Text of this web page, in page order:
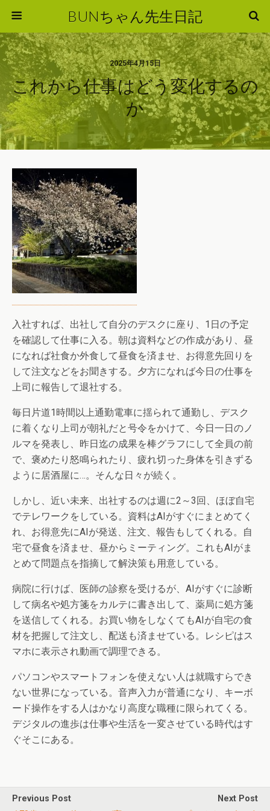
BUNちゃん先生日記
2025年4月15日
これから仕事はどう変化するの
か
入社すれば、出社して自分のデスクに座り、1日の予定
を確認して仕事に入る。朝は資料などの作成があり、昼
になれば社食か外食して昼食を済ませ、お得意先回りを
して注文などをお聞きする。夕方になれば今日の仕事を
上司に報告して退社する。
毎日片道1時間以上通勤電車に揺られて通勤し、デスク
に着くなり上司が朝礼だと号令をかけて、今日一日のノ
ルマを発表し、昨日迄の成果を棒グラフにして全員の前
で、褒めたり怒鳴られたり、疲れ切った身体を引きずる
ように居酒屋に…。そんな日々が続く。
しかし、近い未来、出社するのは週に2～3回、ほぼ自宅
でテレワークをしている。資料はAIがすぐにまとめてく
れ、お得意先にAIが発送、注文、報告もしてくれる。自
宅で昼食を済ませ、昼からミーティング。これもAIがま
とめて問題点を指摘して解決策も用意している。
病院に行けば、医師の診察を受けるが、AIがすぐに診断
して病名や処方箋をカルテに書き出して、薬局に処方箋
を送信してくれる。お買い物をしなくてもAIが自宅の食
材を把握して注文し、配送も済ませている。レシピはス
マホに表示され動画で調理できる。
パソコンやスマートフォンを使えない人は就職すらでき
ない世界になっている。音声入力が普通になり、キーボ
ード操作をする人はかなり高度な職種に限られてくる。
デジタルの進歩は仕事や生活を一変させている時代はす
ぐそこにある。
Previous Post
Next Post